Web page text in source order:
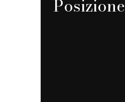
Posizione